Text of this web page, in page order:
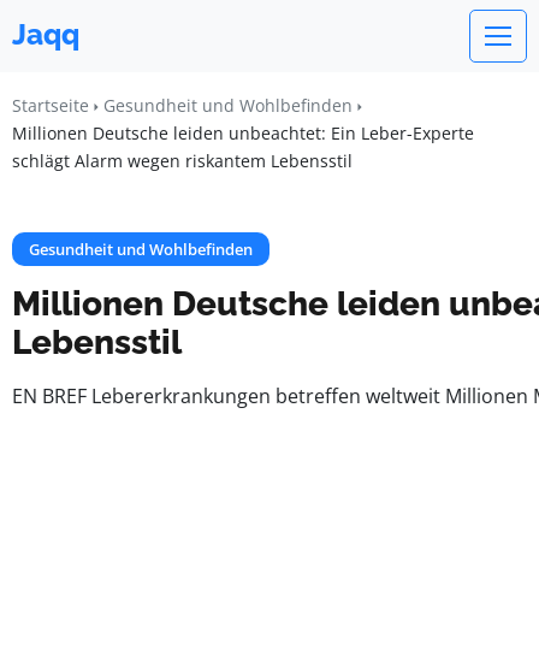
Jaqq
Startseite
Gesundheit und Wohlbefinden
Millionen Deutsche leiden unbeachtet: Ein Leber-Experte
schlägt Alarm wegen riskantem Lebensstil
Gesundheit und Wohlbefinden
Millionen Deutsche leiden
Lebensstil
EN BREF Lebererkrankungen betreffen weltweit